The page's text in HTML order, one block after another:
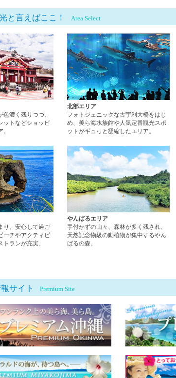
と言えばここ！ Area Select
濃く残りつつ、
ットなどショッピ
那覇・南部エリアページへ
北部エリア
フォトジェニックな古宇利大橋をはじ
め、美ら海水族館や人気定番観光スポ
ットがギュっと凝縮したエリア。
り、安心して過ご
ーチやアクティビ
ランが充実。
西海岸エリアページへ
やんばるエリア
手付かずの山々、森林が多く残され、
天然記念物級の動植物が集中するやん
ばるの森。
サイト Premium Site